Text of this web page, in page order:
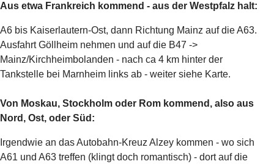
Aus etwa Frankreich kommend - aus der Westpfalz halt:
A6 bis Kaiserlautern-Ost, dann Richtung Mainz auf die A63.
Ausfahrt Göllheim nehmen und auf die B47 ->
Mainz/Kirchheimbolanden - nach ca 4 km hinter der
Tankstelle bei Marnheim links ab - weiter siehe Karte.
Von Moskau, Stockholm oder Rom kommend, also aus
Nord, Ost, oder Süd:
Irgendwie an das Autobahn-Kreuz Alzey kommen - wo sich
A61 und A63 treffen (klingt doch romantisch) - dort auf die